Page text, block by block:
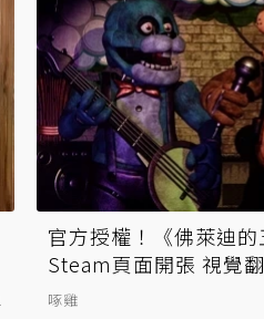
官方授權！《佛萊迪
Steam頁面開張 視覺
啄雞